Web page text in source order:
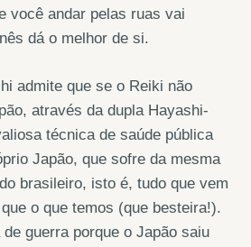
você andar pelas ruas vai
dá o melhor de si.
admite que se o Reiki não
através da dupla Hayashi-
técnica de saúde pública
Japão, que sofre da mesma
brasileiro, isto é, tudo que vem
o que temos (que besteira!).
de guerra porque o Japão saiu